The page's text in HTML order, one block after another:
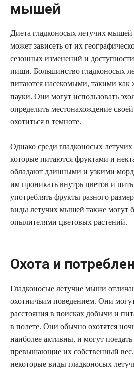
мышей
Диета гладконосых летучих мышей
может зависеть от их
сезонных изменений и
пищи. Большинство гладконосых
питаются насекомыми, такими как
пауки. Они могут использовать
определить местонахождение
охотиться в темноте.
Однако среди гладконосых
которые питаются фруктами и
обладают длинными и узкими
им проникать внутрь цветов и
употреблять фрукты разного
виды летучих мышей также могут
опылителями цветовых растений.
Охота и
Гладконосые летучие мыши
охотничьим поведением. Они
расстояния в поисках добычи и
в полете. Они обычно охотятся
наиболее активны, и могут поедать
превышающие их собственный
некоторые виды гладконосых